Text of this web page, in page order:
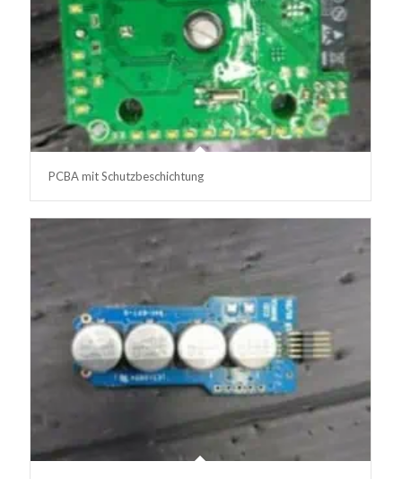
PCBA mit Schutzbeschichtung